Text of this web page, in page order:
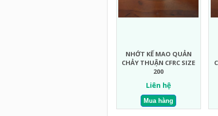
NHỚT KẾ MAO QUẢN
CHẢY THUẬN CFRC SIZE
200
Liên hệ